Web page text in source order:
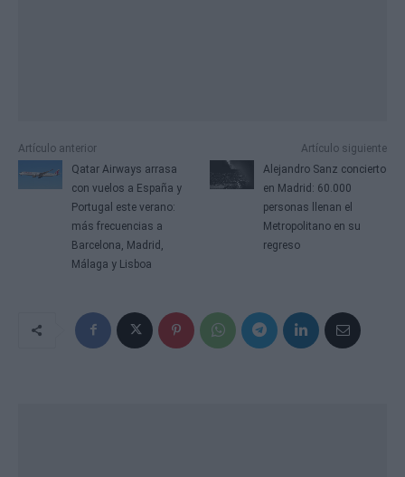
Artículo anterior
Qatar Airways arrasa
con vuelos a España y
Portugal este verano:
más frecuencias a
Barcelona, Madrid,
Málaga y Lisboa
Artículo siguiente
Alejandro Sanz concierto
en Madrid: 60.000
personas llenan el
Metropolitano en su
regreso